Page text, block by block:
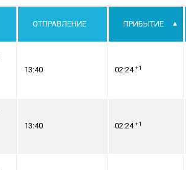
ОТПРАВЛЕНИЕ ПРИБЫТИЕ
13:40 02:24+1
13:40 02:24+1